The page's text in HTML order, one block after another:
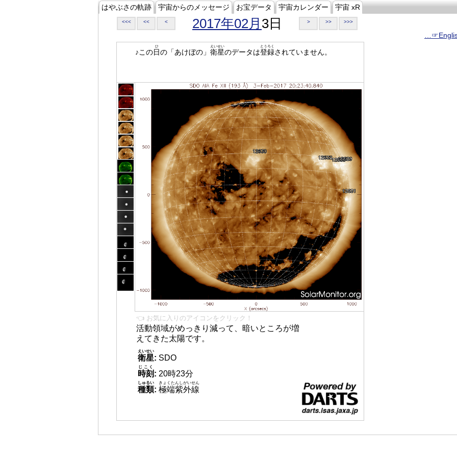
はやぶさの軌跡 宇宙からのメッセージ お宝データ 宇宙カレンダー 宇宙 xR
<<< << < 2017年02月 3日 > >> >>>
♪この日
ひ
の「あけぼの」 衛星
えいせい
のデータは登録
とうろく
されていません。
👈 お気に入りのアイコンをクリック！
活動領域がめっきり減って、暗いところが増
えてきた太陽です。
衛星
えいせい
: SDO
時刻
じこく
: 20時23分
種類
しゅるい
: 極端紫外線
きょくたんしがいせん